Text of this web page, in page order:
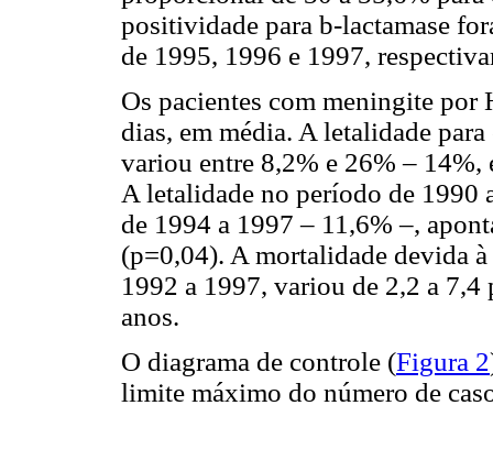
positividade para b-lactamase
de 1995, 1996 e 1997,
Os pacientes com meningite por
dias, em média. A letalidade
variou entre 8,2% e 26% –
A letalidade no período de 1990
de 1994 a 1997 – 11,6% –,
(p=0,04). A mortalidade devida
1992 a 1997, variou de 2,2 a 7,4
anos.
O diagrama de controle (Figura 2
limite máximo do número de